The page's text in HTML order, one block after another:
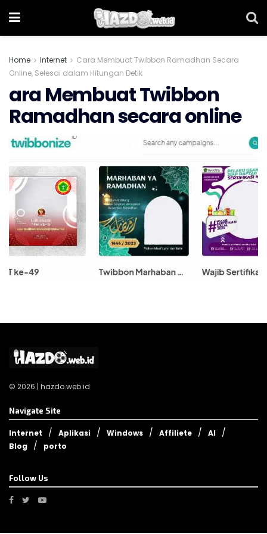
Home Internet
Cara Membuat Twibbon Ramadhan Secara
Online, Selesai dalam Hitungan Detik
ara Membuat Twibbon
Ramadhan secara online
© 2026 | hazdo.web.id
Navigate Site
Internet Aplikasi Windows Affiliete
AI
Blog
porto
Follow Us